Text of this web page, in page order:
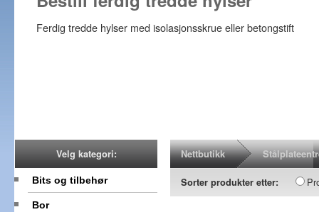
Ferdig tredde hylser med isolasjonsskrue eller betongstift
Velg kategori:
Bits og tilbehør
Bor
Nettbutikk
Sorter produkter etter: